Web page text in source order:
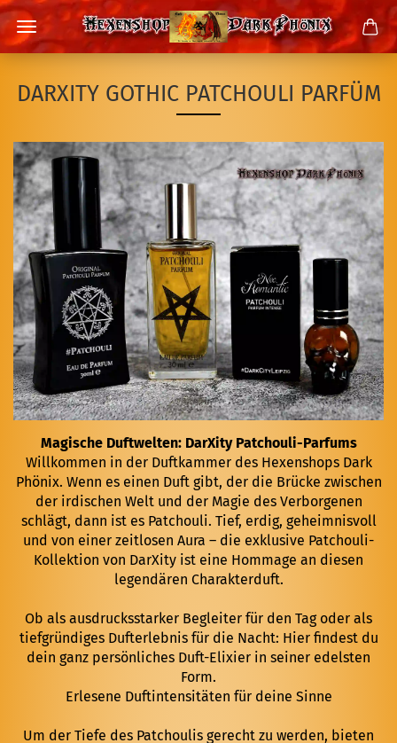
DARXITY GOTHIC PATCHOULI PARFÜM
Magische Duftwelten: DarXity Patchouli-Parfums
Willkommen in der Duftkammer des Hexenshops Dark
Phönix. Wenn es einen Duft gibt, der die Brücke zwischen
der irdischen Welt und der Magie des Verborgenen
schlägt, dann ist es Patchouli. Tief, erdig, geheimnisvoll
und von einer zeitlosen Aura – die exklusive Patchouli-
Kollektion von DarXity ist eine Hommage an diesen
legendären Charakterduft.
Ob als ausdrucksstarker Begleiter für den Tag oder als
tiefgründiges Dufterlebnis für die Nacht: Hier findest du
dein ganz persönliches Duft-Elixier in seiner edelsten
Form.
Erlesene Duftintensitäten für deine Sinne
Um der Tiefe des Patchoulis gerecht zu werden, bieten